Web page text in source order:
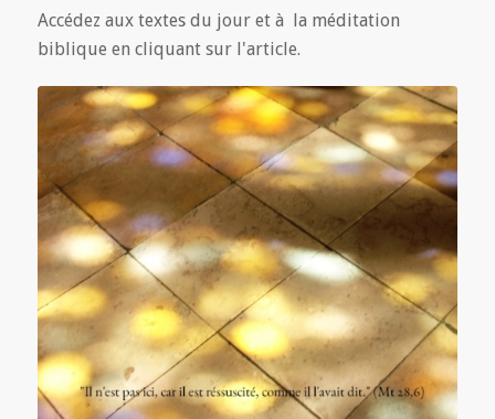
Accédez aux textes du jour et à la méditation
biblique en cliquant sur l'article.